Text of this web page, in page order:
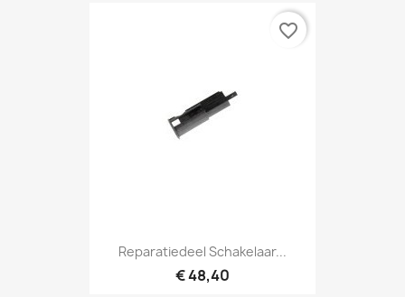
Reparatiedeel Schakelaar...
€ 48,40
favorite_border